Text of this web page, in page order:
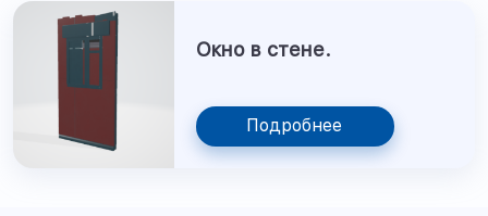
Окно в стене.
Подробнее